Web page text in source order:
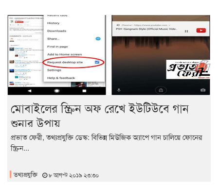
মোবাইলের স্ক্রিন অফ রেখে ইউটিউবে গান
শুনার উপায়
প্রভাত ফেরী, তথ্যপ্রযুক্তি ডেস্ক: বিভিন্ন মিউজিক অ্যাপে গান চালিয়ে ফোনের
স্ক্রিন...
তথ্যপ্রযুক্তি ৮ আগস্ট ২০১৯ ২৩:৩০